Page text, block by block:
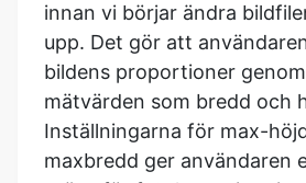
mätvärden som bredd och
Inställningarna för max-
maxbredd ger användaren
gräns för
width och min-height
användaren en lägre gräns